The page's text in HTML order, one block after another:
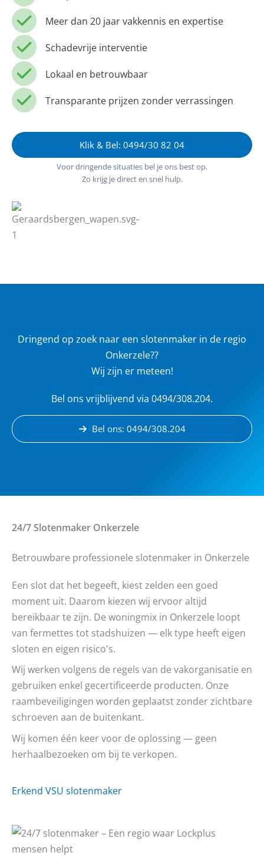
Meer dan 20 jaar vakkennis en expertise
Schadevrije interventie
Lokaal en betrouwbaar
Transparante prijzen zonder verrassingen
Klik & Bel: 0494/30 82 04
Voor dringende situaties bel je ons best op.
Zo krijg je direct en snel hulp.
Dringend op zoek naar een slotenmaker in de regio
Onkerzele??
Wij zijn er meteen!
Bel ons vrijblijvend via 0494/308.204.
Bel ons: 0494/308.204
24/7 Slotenmaker Onkerzele
Betrouwbare professionele slotenmaker in Onkerzele
Een slot dat het begeeft, kiest zelden een goed
moment uit. Daarom kiezen wij ervoor altijd
bereikbaar te zijn. De woningmix in Onkerzele loopt
van fermettes tot stadshuizen — elk type heeft eigen
sloten en eigen risico's.
Wij werken volgens de regels van de vakorganisatie en
gebruiken enkel gecertificeerde producten. Onze
raambeveiligingen worden geplaatst zonder zichtbare
schroeven aan de buitenkant.
Wij komen één keer voor de oplossing — geen
herhaalbezoeken om bij te verkopen.
Erkend VSU slotenmaker